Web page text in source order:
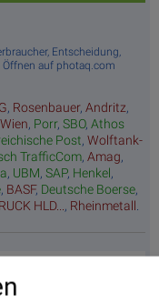
Entscheidung,
auf photaq.com
, Rosenbauer, Andritz,
, Porr, SBO, Athos
Post, Wolftank-
TrafficCom, Amag,
, UBM, SAP, Henkel,
, BASF, Deutsche Boerse,
HLD..., Rheinmetall.